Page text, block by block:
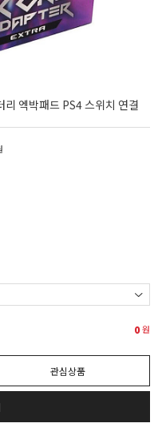
엑박패드 PS4 스위치 연결
0원
관심상품